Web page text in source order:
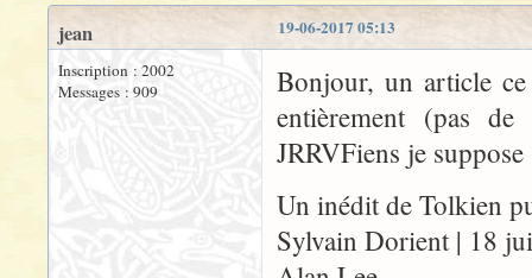
19-06-2017 05:13
jean
Inscription : 2002
Messages : 909
Bonjour, un article
entièrement (pas
JRRVFiens je suppose
Un inédit de Tolkien
Sylvain Dorient | 18